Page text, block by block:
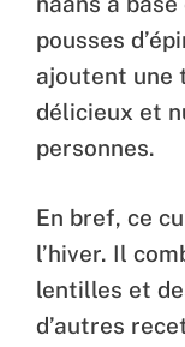
pousses
ajoutent une
délicieux et
personnes.
En bref, ce
l’hiver. Il
lentilles et
d’autres